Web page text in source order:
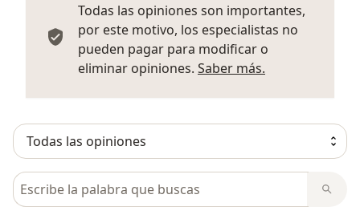
Todas las opiniones son importantes,
por este motivo, los especialistas no
pueden pagar para modificar o
eliminar opiniones. Saber más.
Busca en opiniones